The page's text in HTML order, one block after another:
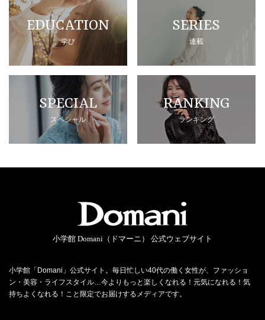
EDUCATION
学び
SERIES
連載
SPECIAL
スペシャル
RANKING
ランキング
小学館 Domani（ドマーニ） 公式ウェブサイト
小学館「Domani」公式サイト。毎日忙しい40代の働く女性が、ファッショ
ン・美容・ライフスタイル…今よりもっと楽しくなれる！元気になれる！気
持ちよくなれる！こと限定でお届けするメディアです。